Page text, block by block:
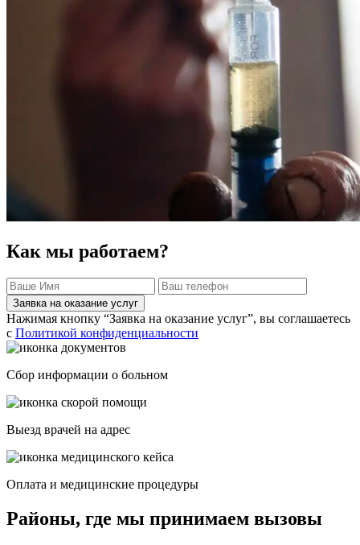
Как мы работаем?
Заявка на оказание услуг
Нажимая кнопку “Заявка на оказание услуг”, вы соглашаетесь
с Политикой конфиденциальности
Сбор информации о больном
Выезд врачей на адрес
Оплата и медицинские процедуры
Районы, где мы принимаем вызовы